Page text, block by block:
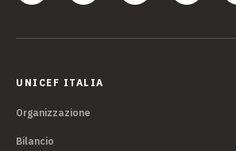
UNICEF ITALIA
Organizzazione
Bilancio